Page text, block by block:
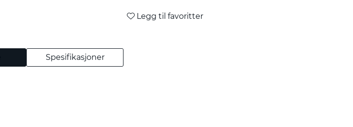
Legg til favoritter
Spesifikasjoner